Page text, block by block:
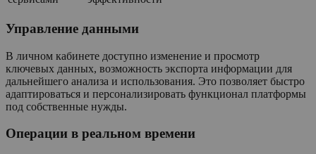
Управление данными
В личном кабинете доступно изменение и просмотр
ключевых данных, возможность экспорта информации для
дальнейшего анализа и использования. Это позволяет быстро
адаптироваться и персонализировать функционал платформы
под собственные нужды.
Операции в реальном времени